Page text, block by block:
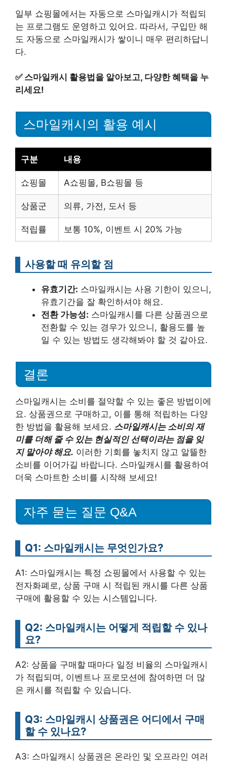
일부 쇼핑몰에서는 자동으로 스마일캐시가 적립되
는 프로그램도 운영하고 있어요. 따라서, 구입만 해
도 자동으로 스마일캐시가 쌓이니 매우 편리하답니
다.
✅ 스마일캐시 활용법을 알아보고, 다양한 혜택을 누
리세요!
스마일캐시의 활용 예시
구분 내용
쇼핑몰 A쇼핑몰, B쇼핑몰 등
상품군 의류, 가전, 도서 등
적립률 보통 10%, 이벤트 시 20% 가능
사용할 때 유의할 점
유효기간: 스마일캐시는 사용 기한이 있으니,
유효기간을 잘 확인하셔야 해요.
전환 가능성: 스마일캐시를 다른 상품권으로
전환할 수 있는 경우가 있으니, 활용도를 높
일 수 있는 방법도 생각해봐야 할 것 같아요.
결론
스마일캐시는 소비를 절약할 수 있는 좋은 방법이에
요. 상품권으로 구매하고, 이를 통해 적립하는 다양
한 방법을 활용해 보세요. 스마일캐시는 소비의 재
미를 더해 줄 수 있는 현실적인 선택이라는 점을 잊
지 말아야 해요. 이러한 기회를 놓치지 않고 알뜰한
소비를 이어가길 바랍니다. 스마일캐시를 활용하여
더욱 스마트한 소비를 시작해 보세요!
자주 묻는 질문 Q&A
Q1: 스마일캐시는 무엇인가요?
A1: 스마일캐시는 특정 쇼핑몰에서 사용할 수 있는
전자화폐로, 상품 구매 시 적립된 캐시를 다른 상품
구매에 활용할 수 있는 시스템입니다.
Q2: 스마일캐시는 어떻게 적립할 수 있나
요?
A2: 상품을 구매할 때마다 일정 비율의 스마일캐시
가 적립되며, 이벤트나 프로모션에 참여하면 더 많
은 캐시를 적립할 수 있습니다.
Q3: 스마일캐시 상품권은 어디에서 구매
할 수 있나요?
A3: 스마일캐시 상품권은 온라인 및 오프라인 여러